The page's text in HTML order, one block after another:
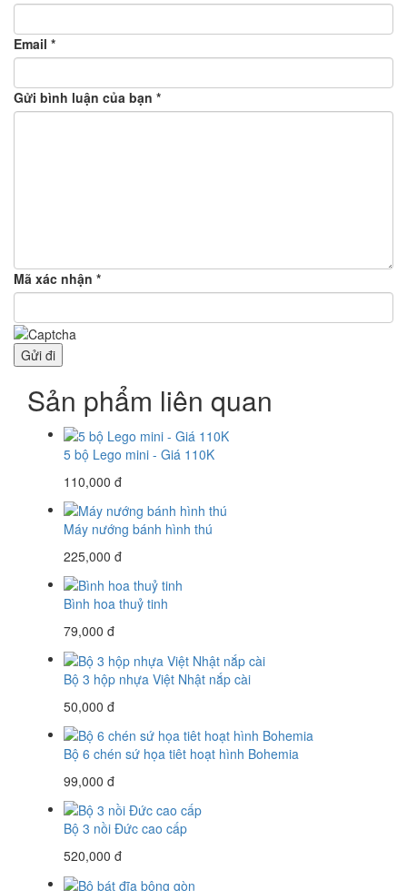
Email *
Gửi bình luận của bạn *
Mã xác nhận *
Gửi đi
Sản phẩm liên quan
5 bộ Lego mini - Giá 110K
110,000 đ
Máy nướng bánh hình thú
225,000 đ
Bình hoa thuỷ tinh
79,000 đ
Bộ 3 hộp nhựa Việt Nhật nắp cài
50,000 đ
Bộ 6 chén sứ họa tiêt hoạt hình Bohemia
99,000 đ
Bộ 3 nồi Đức cao cấp
520,000 đ